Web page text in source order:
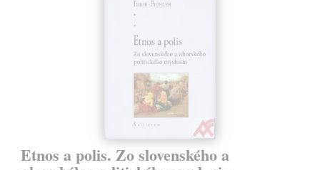
Etnos a polis. Zo slovenského a